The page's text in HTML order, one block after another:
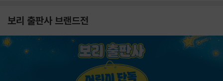
보리 출판사 브랜드전